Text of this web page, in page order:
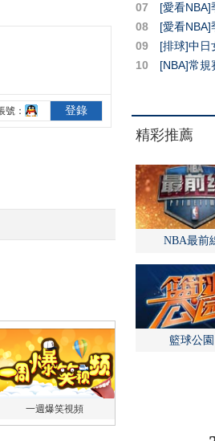
07
[愛看NBA]
08
[愛看NBA]
09
[排球]中日
10
[NBA]常規